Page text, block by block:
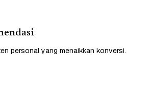
personal yang menaikkan konversi.